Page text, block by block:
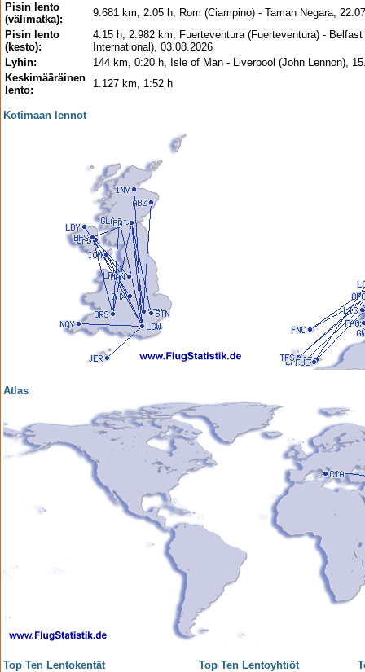
Pisin lento
(välimatka):
9.681 km, 2:05 h, Rom (Ciampino) - Taman Negara,
Pisin lento
(kesto):
4:15 h, 2.982 km, Fuerteventura (Fuerteventura) - Belfast
International), 03.08.2026
Lyhin:
144 km, 0:20 h, Isle of Man - Liverpool (John Lennon),
Keskimääräinen
lento:
1.127 km, 1:52 h
Kotimaan lennot
Atlas
Top Ten Lentokentät Top Ten Lentoyhtiöt